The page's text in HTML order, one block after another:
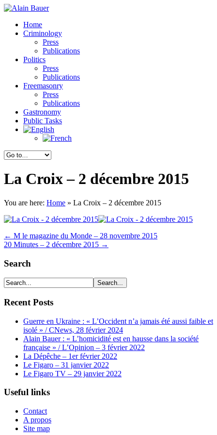
Home
Criminology
Press
Publications
Politics
Press
Publications
Freemasonry
Press
Publications
Gastronomy
Public Tasks
La Croix – 2 décembre 2015
You are here: Home » La Croix – 2 décembre 2015
← M le magazine du Monde – 28 novembre 2015
20 Minutes – 2 décembre 2015 →
Search
Recent Posts
Guerre en Ukraine : « L’Occident n’a jamais été aussi faible et
isolé » / CNews, 28 février 2024
Alain Bauer : « L’homicidité est en hausse dans la société
française » / L’Opinion – 3 février 2022
La Dépêche – 1er février 2022
Le Figaro – 31 janvier 2022
Le Figaro TV – 29 janvier 2022
Useful links
Contact
A propos
Site map